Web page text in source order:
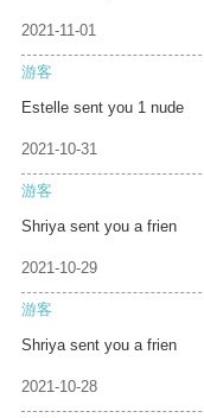
2021-11-01
游客
Estelle sent you 1 nude
2021-10-31
游客
Shriya sent you a frien
2021-10-29
游客
Shriya sent you a frien
2021-10-28